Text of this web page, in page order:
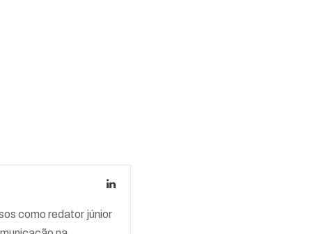
como redator júnior